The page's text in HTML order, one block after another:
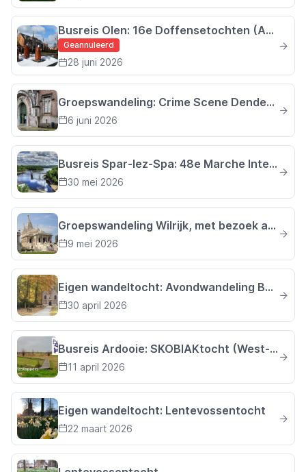
Busreis Olen: 16e Doffensetochten (Antwerpen)
Geannuleerd
28 juni 2026
Groepswandeling: Crime Scene Dendermonde
6 juni 2026
Busreis Spar-lez-Spa: 48e Marche Internationale des Corsaires de Sart-lez-Spa
30 mei 2026
Groepswandeling Wilrijk, met bezoek aan de JAINTEMPEL
9 mei 2026
Eigen wandeltocht: Avondwandeling Bosbegankenis
30 april 2026
Busreis Ardooie: SKOBIAKtocht (West-Vlaanderen)
11 april 2026
Eigen wandeltocht: Lentevossentocht
22 maart 2026